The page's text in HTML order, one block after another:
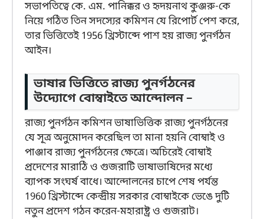
সভাপতিত্বে কে. এম. পানিক্কর ও হৃদয়নাথ কুঞ্জরু-কে
নিয়ে গঠিত তিন সদস্যের কমিশন যে রিপোর্ট পেশ করে,
তার ভিত্তিতেই 1956 খ্রিস্টাব্দে পাশ হয় রাজ্য পুনর্গঠন
আইন।
ভাষার ভিত্তিতে রাজ্য পুনর্গঠনের
উদ্যোগে বোম্বাইতে আন্দোলন –
রাজ্য পুনর্গঠন কমিশন ভাষাভিত্তিক রাজ্য পুনর্গঠনের
যে সূত্র অনুমোদন করেছিল তা মানা হয়নি বোম্বাই ও
পাঞ্জাব রাজ্য পুনর্গঠনের ক্ষেত্রে। অচিরেই বোম্বাই
প্রদেশের মারাঠি ও গুজরাটি ভাষাভাষিদের মধ্যে
ব্যাপক সংঘর্ষ বাধে। আন্দোলনের চাপে শেষ পর্যন্ত
1960 খ্রিস্টাব্দে কেন্দ্রীয় সরকার বোম্বাইকে ভেঙে দুটি
নতুন প্রদেশ গঠন করেন-মহারাষ্ট্র ও গুজরাট।